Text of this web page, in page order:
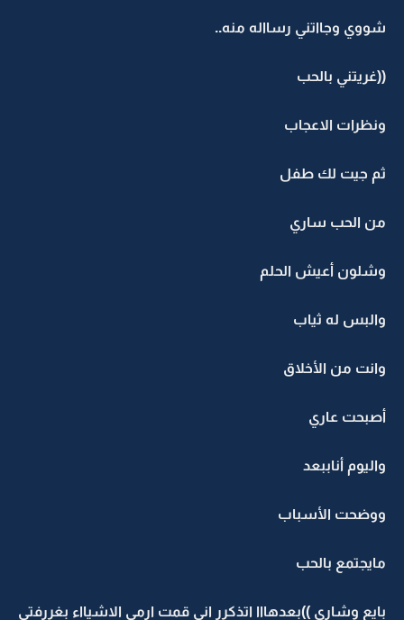
شووي وجااتني رسااله منه..
((غريتني بالحب
ونظرات الاعجاب
ثم جيت لك طفل
من الحب ساري
وشلون أعيش الحلم
والبس له ثياب
‏وانت من الأخلاق
أصبحت عاري
واليوم أناببعد
ووضحت الأسباب
مايجتمع بالحب
بايع وشاري ))بعدهااا اتذكرر اني قمت ارمي الاشيااء بغررفتي